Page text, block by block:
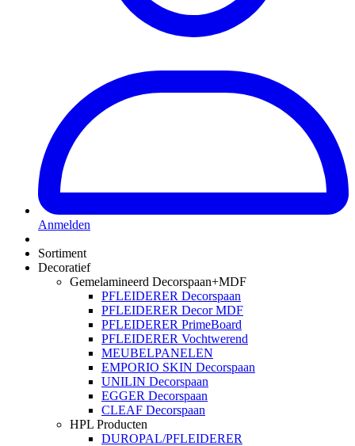
Anmelden
Sortiment
Decoratief
Gemelamineerd Decorspaan+MDF
PFLEIDERER Decorspaan
PFLEIDERER Decor MDF
PFLEIDERER PrimeBoard
PFLEIDERER Vochtwerend
MEUBELPANELEN
EMPORIO SKIN Decorspaan
UNILIN Decorspaan
EGGER Decorspaan
CLEAF Decorspaan
HPL Producten
DUROPAL/PFLEIDERER